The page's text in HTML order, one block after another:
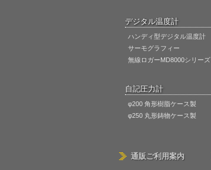
デジタル温度計
ハンディ型デジタル温度計
サーモグラフィー
無線ロガーMD8000シリーズ
自記圧力計
φ200 角形樹脂ケース製
φ250 丸形鋳物ケース製
通販ご利用案内